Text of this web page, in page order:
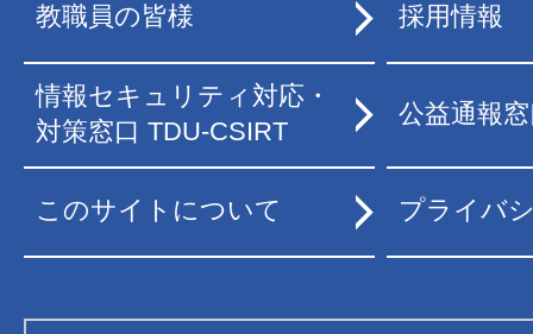
教職員の皆様 採用情報
情報セキュリティ対応・
対策窓口 TDU-CSIRT
公益通報
このサイトについて プライバ